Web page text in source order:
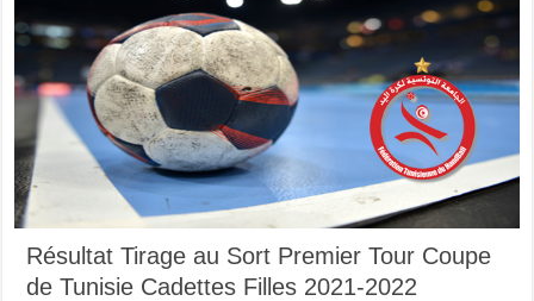
Résultat Tirage au Sort Premier Tour Coupe
de Tunisie Cadettes Filles 2021-2022